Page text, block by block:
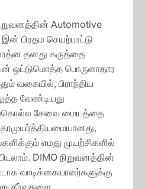
Automotive
பிரதம செயற்பாட்டு
தனது கருத்தை
ஒட்டுமொத்த பொருளாதார
வகையில், பிராந்திய
வேண்டியது
சேவை மையத்தை
எமது முயற்சிகளில்
DIMO நிறுவனத்தின்
வாடிக்கையாளர்களுக்கு
தீர்வுகளை